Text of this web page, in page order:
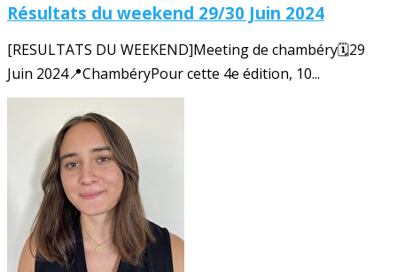
Résultats du weekend 29/30 Juin 2024
[RESULTATS DU WEEKEND]Meeting de chambéry🗓️29
Juin 2024📍ChambéryPour cette 4e édition, 10...